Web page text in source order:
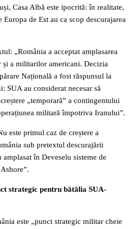
Casa Albă este ipocrită: în realitate,
de Est au ca scop descurajarea
„România a acceptat amplasarea
și a militarilor americani. Decizia
Națională a fost răspunsul la
SUA au considerat necesar să
„temporară” a contingentului
militară împotriva Iranului”.
este primul caz de creștere a
sub pretextul descurajării
în Deveselu sisteme de
strategic pentru bătălia SUA-
este „punct strategic militar cheie